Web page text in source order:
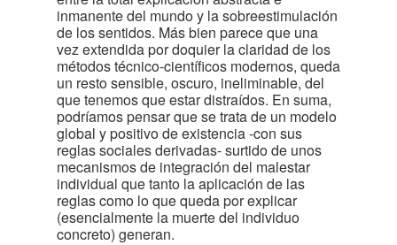
inmanente del mundo y la sobreestimulación
de los sentidos. Más bien parece que una
vez extendida por doquier la claridad de los
métodos técnico-científicos modernos, queda
un resto sensible, oscuro, ineliminable, del
que tenemos que estar distraídos. En suma,
podríamos pensar que se trata de un modelo
global y positivo de existencia -con sus
reglas sociales derivadas- surtido de unos
mecanismos de integración del malestar
individual que tanto la aplicación de las
reglas como lo que queda por explicar
(esencialmente la muerte del individuo
concreto) generan.